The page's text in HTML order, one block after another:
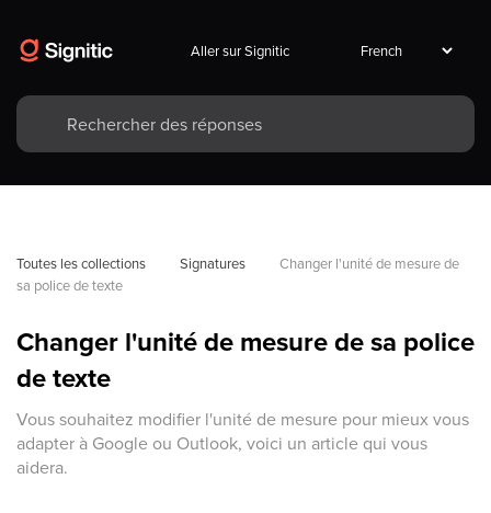
Aller sur Signitic
Toutes les collections Signatures
Changer l'unité de mesure de
sa police de texte
Changer l'unité de mesure de sa police
de texte
Vous souhaitez modifier l'unité de mesure pour mieux vous
adapter à Google ou Outlook, voici un article qui vous
aidera.